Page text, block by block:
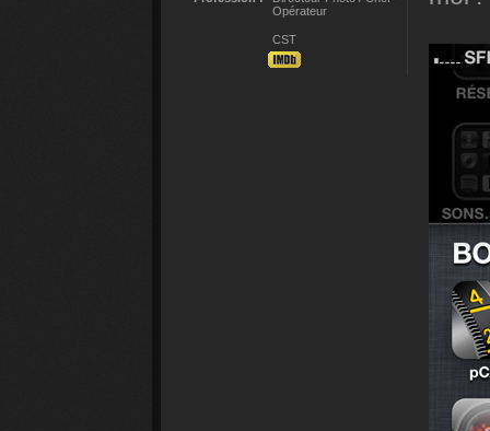
Opérateur
CST